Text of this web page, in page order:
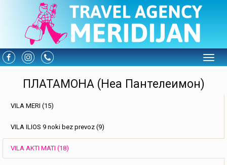
ПЛАТАМОНА (Неа Пантелеимон)
VILA MERI (15)
VILA ILIOS 9 noki bez prevoz (9)
VILA AKTI MATI (18)